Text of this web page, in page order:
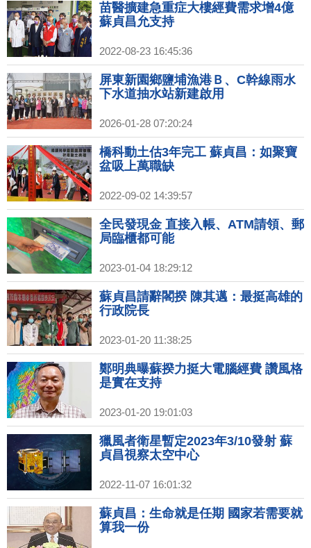
苗醫擴建急重症大樓經費需求增4億
蘇貞昌允支持
2022-08-23 16:45:36
屏東新園鄉鹽埔漁港Ｂ、C幹線雨水
下水道抽水站新建啟用
2026-01-28 07:20:24
橋科動土估3年完工 蘇貞昌：如聚寶
盆吸上萬職缺
2022-09-02 14:39:57
全民發現金 直接入帳、ATM請領、郵
局臨櫃都可能
2023-01-04 18:29:12
蘇貞昌請辭閣揆 陳其邁：最挺高雄的
行政院長
2023-01-20 11:38:25
鄭明典曝蘇揆力挺大電腦經費 讚風格
是實在支持
2023-01-20 19:01:03
獵風者衛星暫定2023年3/10發射 蘇
貞昌視察太空中心
2022-11-07 16:01:32
蘇貞昌：生命就是任期 國家若需要就
算我一份